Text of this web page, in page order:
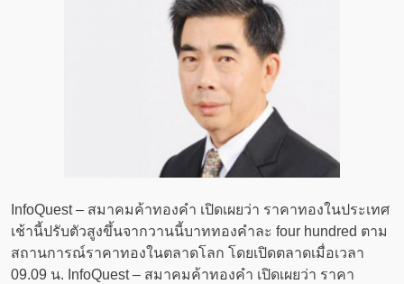
InfoQuest – สมาคมค้าทองคำ เปิดเผยว่า ราคาทองในประเทศ
เช้านี้ปรับตัวสูงขึ้นจากวานนี้บาททองคำละ four hundred ตาม
สถานการณ์ราคาทองในตลาดโลก โดยเปิดตลาดเมื่อเวลา
09.09 น. InfoQuest – สมาคมค้าทองคำ เปิดเผยว่า ราคา